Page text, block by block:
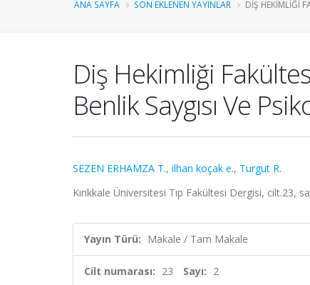
ANA SAYFA SON EKLENEN YAYINLAR DIŞ HEKIMLIĞI
Diş Hekimliği
Benlik Saygısı Ve
SEZEN ERHAMZA T., ilhan koçak e., Turgut R.
Kırıkkale Üniversitesi Tıp Fakültesi Dergisi, cilt.23,
Yayın Türü: Makale / Tam Makale
Cilt numarası: 23 Sayı: 2